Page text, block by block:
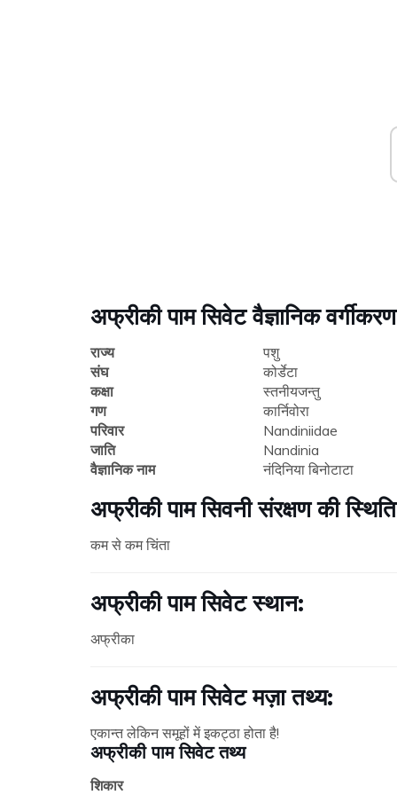
अफ्रीकी पाम सिवेट वैज्ञानिक वर्गीकरण
राज्य
पशु
संघ
कोर्डेटा
कक्षा
स्तनीयजन्तु
गण
कार्निवोरा
परिवार
Nandiniidae
जाति
Nandinia
वैज्ञानिक नाम
नंदिनिया बिनोटाटा
अफ्रीकी पाम सिवनी संरक्षण की
कम से कम चिंता
अफ्रीकी पाम सिवेट स्थान:
अफ्रीका
अफ्रीकी पाम सिवेट मज़ा तथ्य:
एकान्त लेकिन समूहों में इकट्ठा होता है!
अफ्रीकी पाम सिवेट तथ्य
शिकार